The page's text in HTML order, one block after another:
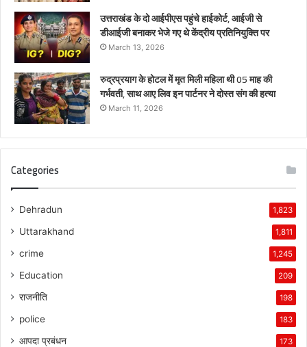
उत्तराखंड के दो आईपीएस पहुंचे हाईकोर्ट, आईजी से
डीआईजी बनाकर भेजे गए थे केंद्रीय प्रतिनियुक्ति पर
March 13, 2026
रुद्रप्रयाग के होटल में मृत मिली महिला थी 05 माह की
गर्भवती, साथ आए लिव इन पार्टनर ने दोस्त संग की हत्या
March 11, 2026
Categories
Dehradun 1,823
Uttarakhand 1,811
crime 1,245
Education 209
राजनीति 198
police 183
आपदा प्रबंधन 173